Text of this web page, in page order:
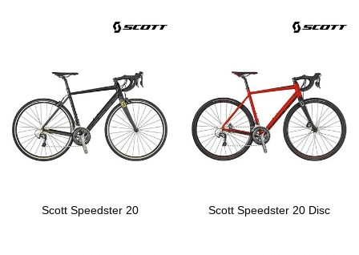
Scott Speedster 20 Scott Speedster 20 Disc